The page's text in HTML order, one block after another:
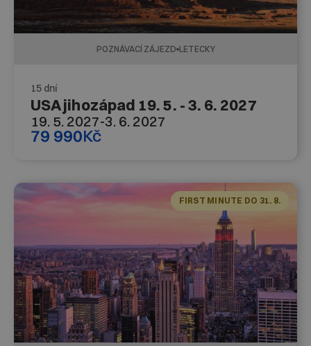
POZNÁVACÍ ZÁJEZD LETECKY
15 dní
USA jihozápad 19. 5. - 3. 6. 2027
19. 5. 2027-3. 6. 2027
79 990Kč
FIRST MINUTE DO 31. 8.